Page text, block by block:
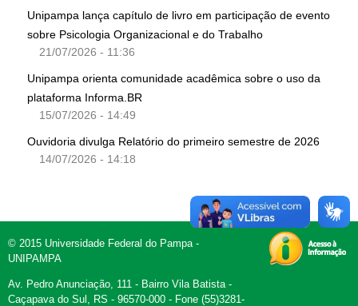
Unipampa lança capítulo de livro em participação de evento
sobre Psicologia Organizacional e do Trabalho
21/07/2026 - 11:36
Unipampa orienta comunidade acadêmica sobre o uso da
plataforma Informa.BR
15/07/2026 - 14:49
Ouvidoria divulga Relatório do primeiro semestre de 2026
14/07/2026 - 14:18
© 2015 Universidade Federal do Pampa -
UNIPAMPA
Av. Pedro Anunciação, 111 - Bairro Vila Batista -
Caçapava do Sul, RS - 96570-000 - Fone (55)3281-